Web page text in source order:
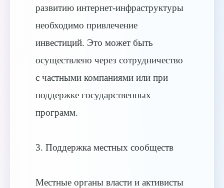
развитию интернет-инфраструктуры
необходимо привлечение
инвестиций. Это может быть
осуществлено через сотрудничество
с частными компаниями или при
поддержке государственных
программ.
3. Поддержка местных сообществ
Местные органы власти и активисты